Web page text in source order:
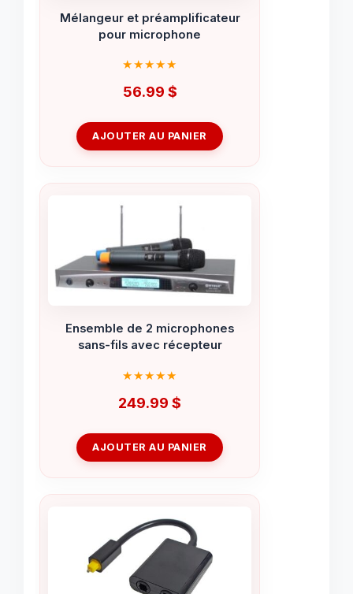
Mélangeur et préamplificateur
pour microphone
56.99 $
AJOUTER AU PANIER
Ensemble de 2 microphones
sans-fils avec récepteur
249.99 $
AJOUTER AU PANIER